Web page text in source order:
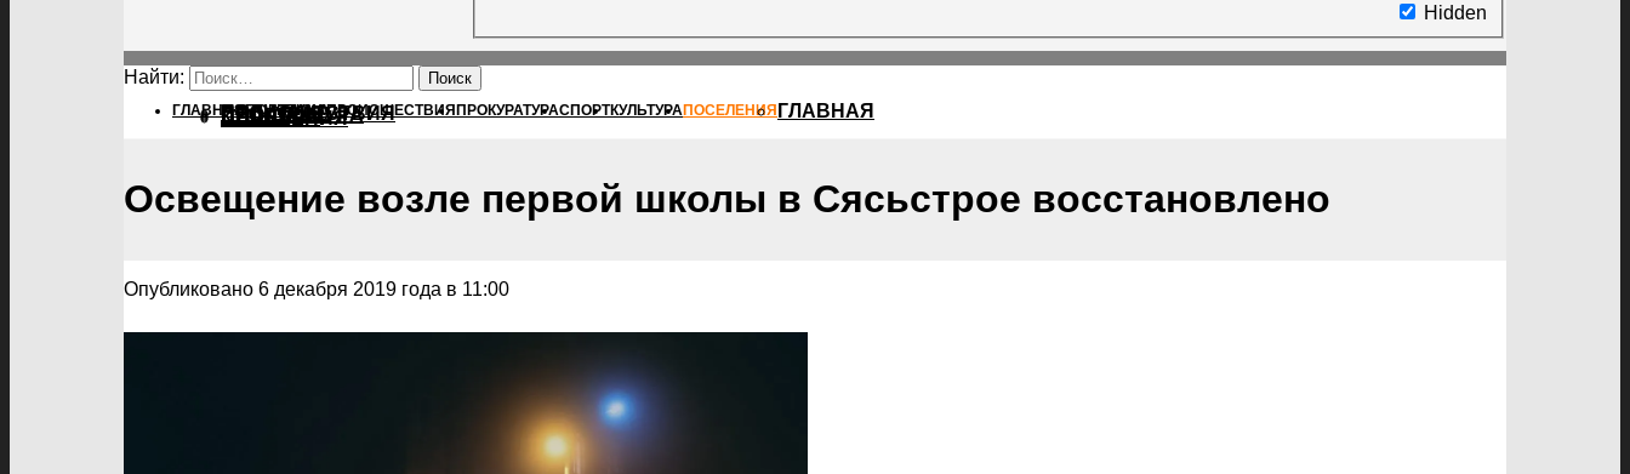
Hidden
Найти:
ГЛАВНАЯПОЛИТИКАПРОИСШЕСТВИЯ ПРОКУРАТУРАСПОРТКУЛЬТУРАПОСЕЛЕНИЯ ГЛАВНАЯ
ПОЛИТИКА
ПРОИСШЕСТВИЯ
ПРОКУРАТУРА
СПОРТ
КУЛЬТУРА
ПОСЕЛЕНИЯ
Освещение возле первой школы в Сясьстрое восстановлено
Опубликовано 6 декабря 2019 года в 11:00